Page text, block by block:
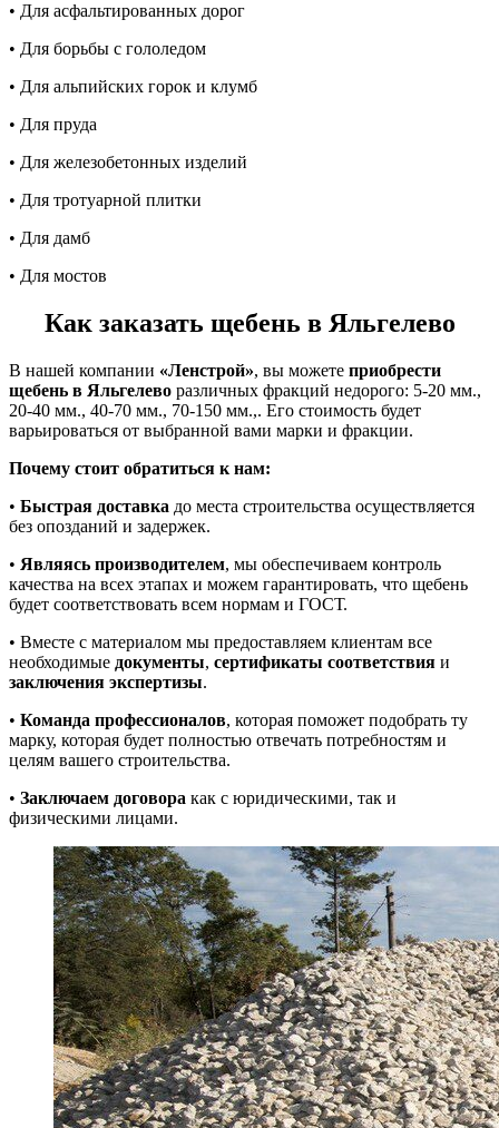
• Для асфальтированных дорог
• Для борьбы с гололедом
• Для альпийских горок и клумб
• Для пруда
• Для железобетонных изделий
• Для тротуарной плитки
• Для дамб
• Для мостов
Как заказать щебень в Яльгелево
В нашей компании «Ленстрой», вы можете приобрести
щебень в Яльгелево различных фракций недорого: 5-20 мм.,
20-40 мм., 40-70 мм., 70-150 мм.,. Его стоимость будет
варьироваться от выбранной вами марки и фракции.
Почему стоит обратиться к нам:
• Быстрая доставка до места строительства осуществляется
без опозданий и задержек.
• Являясь производителем, мы обеспечиваем контроль
качества на всех этапах и можем гарантировать, что щебень
будет соответствовать всем нормам и ГОСТ.
• Вместе с материалом мы предоставляем клиентам все
необходимые документы, сертификаты соответствия и
заключения экспертизы.
• Команда профессионалов, которая поможет подобрать ту
марку, которая будет полностью отвечать потребностям и
целям вашего строительства.
• Заключаем договора как с юридическими, так и
физическими лицами.